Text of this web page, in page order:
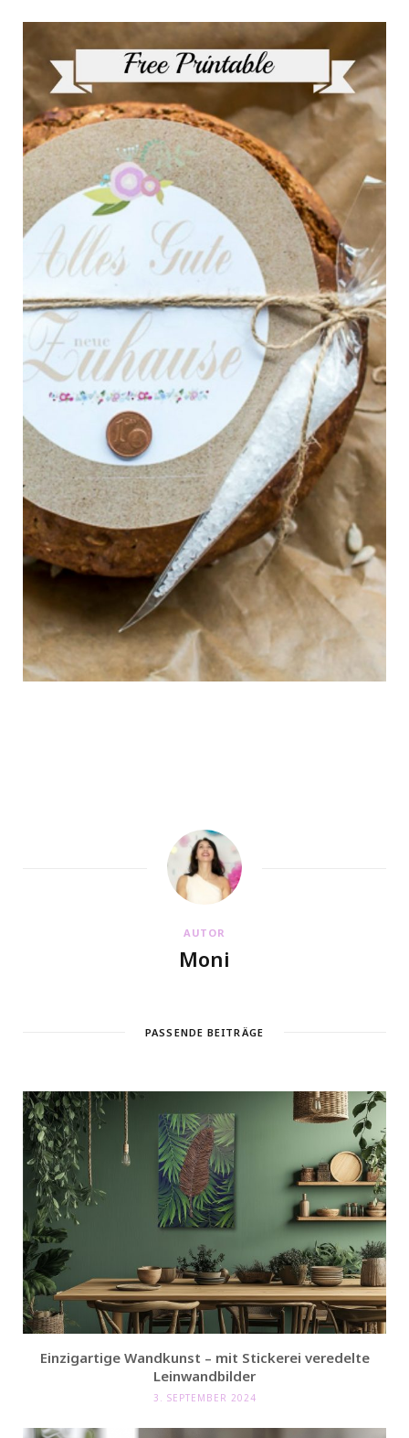
AUTOR
Moni
PASSENDE BEITRÄGE
Einzigartige Wandkunst – mit Stickerei veredelte
Leinwandbilder
3. SEPTEMBER 2024